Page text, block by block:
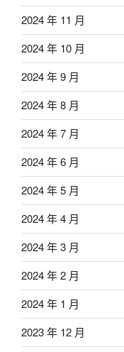
2024 年 11 月
2024 年 10 月
2024 年 9 月
2024 年 8 月
2024 年 7 月
2024 年 6 月
2024 年 5 月
2024 年 4 月
2024 年 3 月
2024 年 2 月
2024 年 1 月
2023 年 12 月